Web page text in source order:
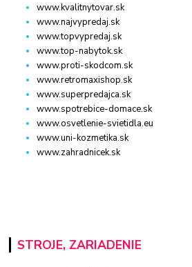
www.kvalitnytovar.sk
www.najvypredaj.sk
www.topvypredaj.sk
www.top-nabytok.sk
www.proti-skodcom.sk
www.retromaxishop.sk
www.superpredajca.sk
www.spotrebice-domace.sk
www.osvetlenie-svietidla.eu
www.uni-kozmetika.sk
www.zahradnicek.sk
STROJE, ZARIADENIE